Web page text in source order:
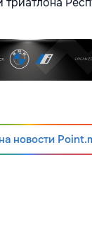
новости